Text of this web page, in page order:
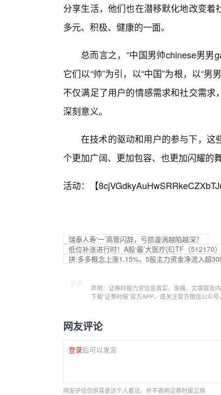
分享生活，他们也在潜移默化地改变
多元、积极、健康的一面。
总而言之，“中国男帅chinese男男
它们以“帅”为引，以“中国”为根，以“
不仅满足了用户的情感需求和社交需
深刻意义。
在技术的驱动和用户的参与下，这
个更加广阔、更加包容、也更加闪耀的
活动：【
瑞泰人寿‘一’高管闪辞，亏损漩涡越陷越深？
低位补涨进行时！A股‘最’大医疗{E}TF（
拼:多多概念上涨1.15%，5股主力资金净流入超
声明：证券时报力求信息真实、准确，文章提及
下载“证券时报”官方APP，或关注官方微信公众
网友评论
登录后可以发言
网友评论仅供其表达个人看法，并不表明证券时报立场